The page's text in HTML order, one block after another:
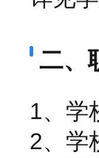
二、
1、学
2、学